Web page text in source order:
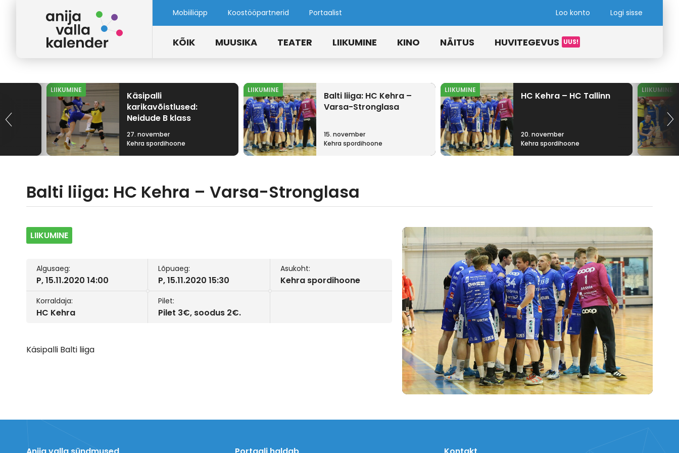
Mobiiliäpp Koostööpartnerid Portaalist Loo konto Logi sisse
KÕIK MUUSIKA TEATER LIIKUMINE KINO NÄITUS HUVITEGEVUS
LIIKUMINE
Käsipalli
karikavõistlused:
Neidude B klass
27. november
Kehra spordihoone
LIIKUMINE
Balti liiga: HC Kehra –
Varsa-Stronglasa
15. november
Kehra spordihoone
LIIKUMINE
HC Kehra – HC Tallinn
20. november
Kehra spordihoone
LIIKUMINE
Balti liiga: HC Kehra – Varsa-Stronglasa
LIIKUMINE
Algusaeg:
P, 15.11.2020 14:00
Lõpuaeg:
P, 15.11.2020 15:30
Asukoht:
Kehra spordihoone
Korraldaja:
HC Kehra
Pilet:
Pilet 3€, soodus 2€.
Käsipalli Balti liiga